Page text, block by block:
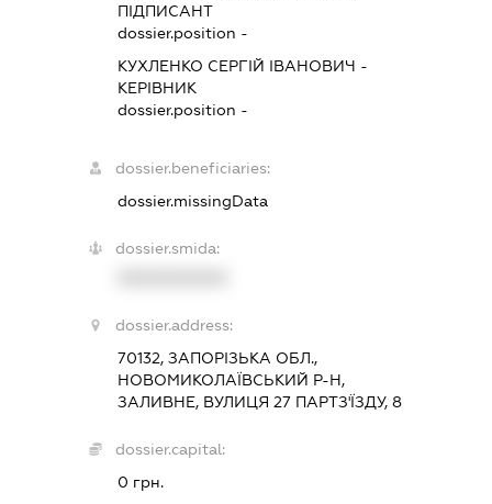
ПІДПИСАНТ
dossier.position -
КУХЛЕНКО СЕРГІЙ ІВАНОВИЧ -
КЕРІВНИК
dossier.position -
dossier.beneficiaries:
dossier.missingData
dossier.smida:
dossier.address:
70132, ЗАПОРІЗЬКА ОБЛ.,
НОВОМИКОЛАЇВСЬКИЙ Р-Н,
ЗАЛИВНЕ, ВУЛИЦЯ 27 ПАРТЗ'ЇЗДУ, 8
dossier.capital:
0 грн.